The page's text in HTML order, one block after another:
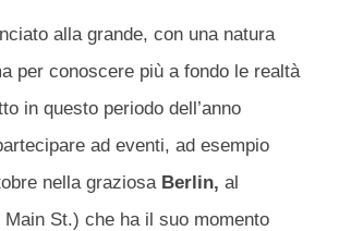
alla grande, con una natura
per conoscere più a fondo le realtà
in questo periodo dell’anno
ad eventi, ad esempio
nella graziosa Berlin, al
Main St.) che ha il suo momento